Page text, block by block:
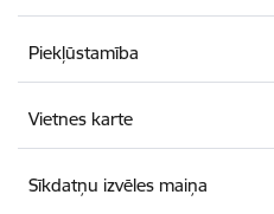
Piekļūstamība
Vietnes karte
Sīkdatņu izvēles maiņa